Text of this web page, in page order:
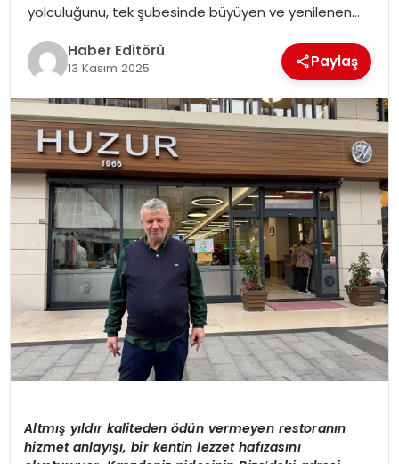
yolculuğunu, tek şubesinde büyüyen ve yenilenen…
Haber Editörü
13 Kasım 2025 Paylaş
Altmış yıldır kalitedenödün vermeyen restoranın
hizmet anlayışı, bir kentin lezzet hafızasını